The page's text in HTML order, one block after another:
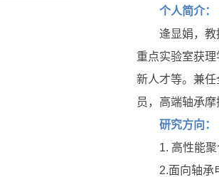
个人简介：
逄显娟，
重点实验室获
新人才等。兼
员，高端轴承
研究方向：
1. 高性能
2.面向轴承